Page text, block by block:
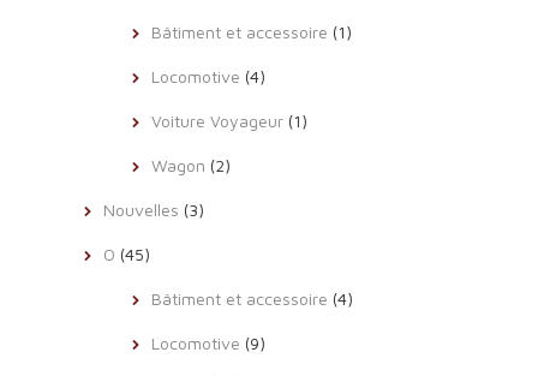
Bâtiment et accessoire (1)
Locomotive (4)
Voiture Voyageur (1)
Wagon (2)
Nouvelles (3)
O (45)
Bâtiment et accessoire (4)
Locomotive (9)